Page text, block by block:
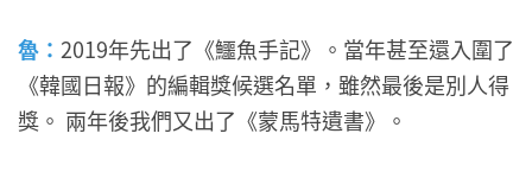
魯： 2019年先出了《鱷魚手記》。當年甚至還入圍了
《韓國日報》的編輯獎候選名單，雖然最後是別人得
獎。 兩年後我們又出了《蒙馬特遺書》。